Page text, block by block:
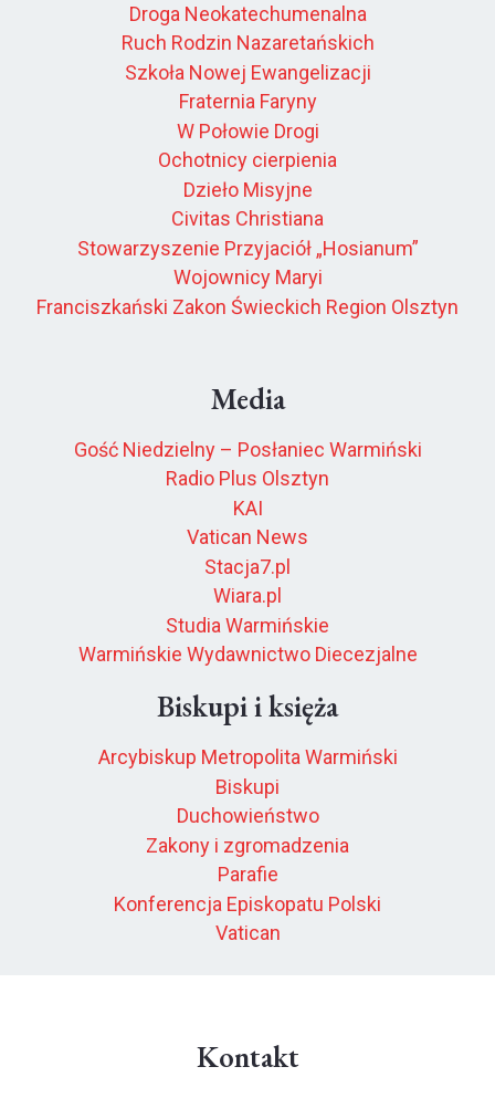
Droga Neokatechumenalna
Ruch Rodzin Nazaretańskich
Szkoła Nowej Ewangelizacji
Fraternia Faryny
W Połowie Drogi
Ochotnicy cierpienia
Dzieło Misyjne
Civitas Christiana
Stowarzyszenie Przyjaciół „Hosianum”
Wojownicy Maryi
Franciszkański Zakon Świeckich Region Olsztyn
Media
Gość Niedzielny – Posłaniec Warmiński
Radio Plus Olsztyn
KAI
Vatican News
Stacja7.pl
Wiara.pl
Studia Warmińskie
Warmińskie Wydawnictwo Diecezjalne
Biskupi i księża
Arcybiskup Metropolita Warmiński
Biskupi
Duchowieństwo
Zakony i zgromadzenia
Parafie
Konferencja Episkopatu Polski
Vatican
Kontakt